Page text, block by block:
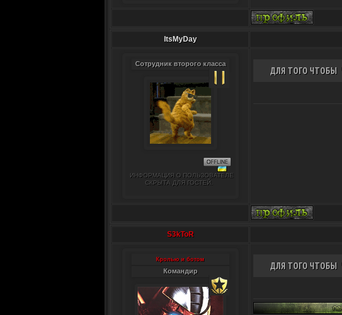
ItsMyDay
Сотрудник второго класса
ИНФОРМАЦИЯ О ПОЛЬЗОВАТЕЛЕ
СКРЫТА ДЛЯ ГОСТЕЙ.
ДЛЯ ТОГО ЧТОБЫ
S3kToR
Кролью и ботом
Командир ДЛЯ ТОГО ЧТОБЫ